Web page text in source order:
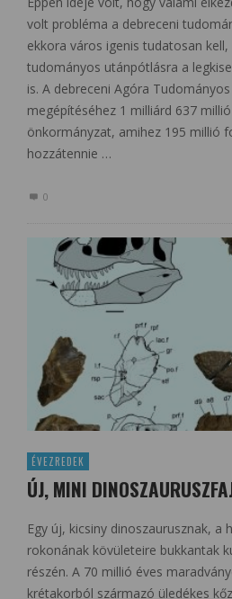
volt probléma a debreceni
ekkora város igenis tudatosan
tudományos utánpótlásra a
is. A debreceni Agóra
megépítéséhez 1 milliárd 637
önkormányzat, amihez 195 millió
hozzátennie …
0
ÉVEZREDEK
ÚJ, MINI
Egy új, kicsiny dinoszaurusznak, a
rokonának kövületeire bukkantak
részén. A 70 millió éves
krétakorból származó üledékes